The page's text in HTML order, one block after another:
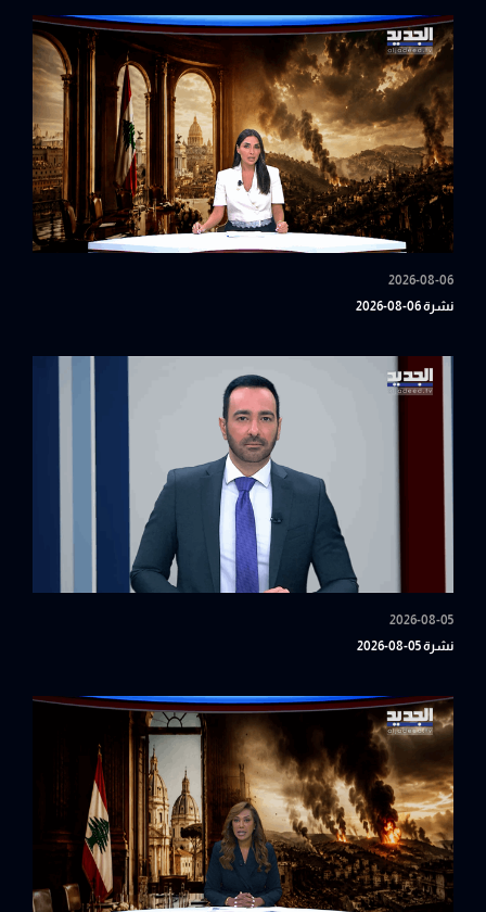
2026-08-06
نشرة 06-08-2026
2026-08-05
نشرة 05-08-2026